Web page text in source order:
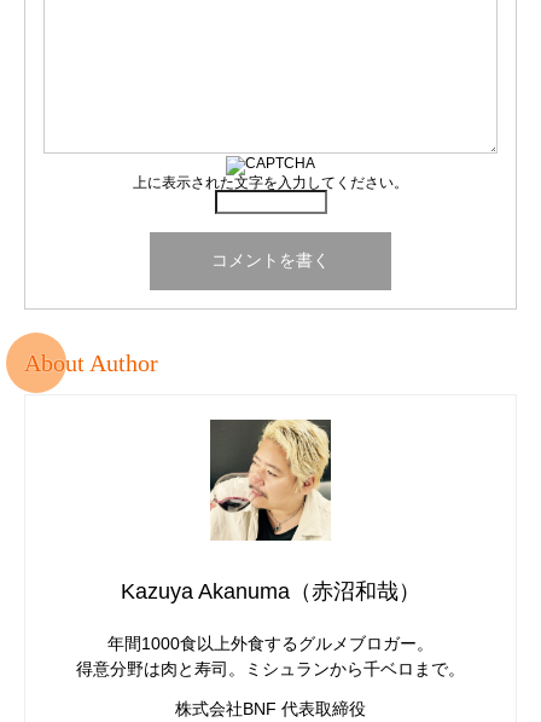
上に表示された文字を入力してください。
About Author
Kazuya Akanuma（赤沼和哉）
年間1000食以上外食するグルメブロガー。
得意分野は肉と寿司。ミシュランから千ベロまで。
株式会社BNF 代表取締役